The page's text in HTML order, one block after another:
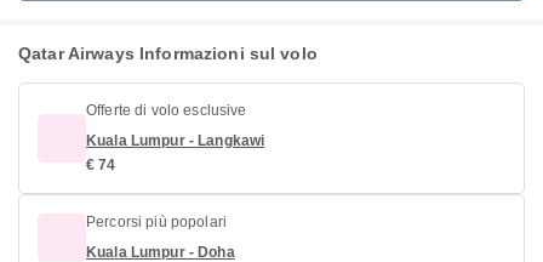
Qatar Airways Informazioni sul volo
Offerte di volo esclusive
Kuala Lumpur - Langkawi
€ 74
Percorsi più popolari
Kuala Lumpur - Doha